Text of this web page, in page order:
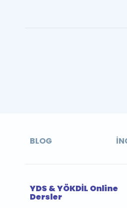
BLOG
YDS & YÖKDİL Online
Dersler